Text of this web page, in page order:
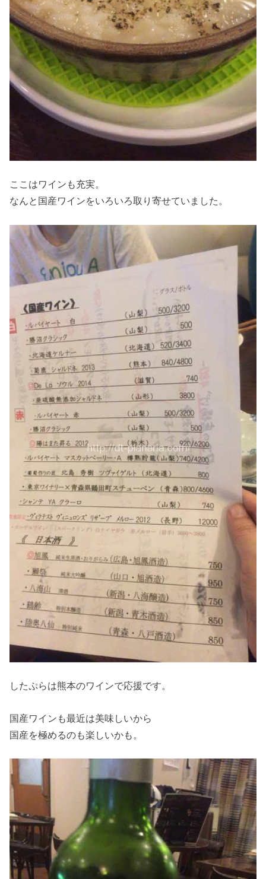
ここはワインも充実。
なんと国産ワインをいろいろ取り寄せていました。
したぷらは熊本のワインで応援です。
国産ワインも最近は美味しいから
国産を極めるのも楽しいかも。